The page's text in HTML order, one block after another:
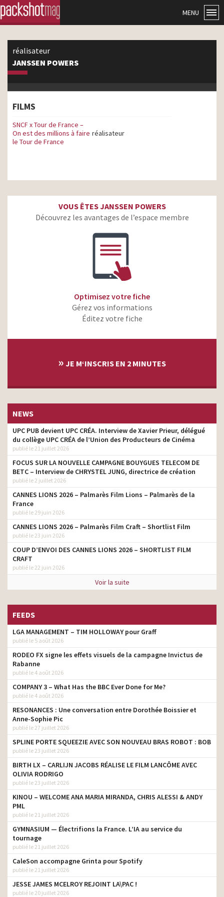
MENU
réalisateur
JANSSEN POWERS
FILMS
SNCF x Tour de France –
On est des millions à faire
le Tour de France
réalisateur
VOUS ÊTES JANSSEN POWERS
Découvrez les avantages de l’espace membre
Optimisez votre fiche
Gérez vos informations
Éditez votre fiche
» JE M‘INSCRIS EN 2 MINUTES
NEWS
UPC PUB devient UPC CRÉA. Interview de Xavier Prieur, délégué
du collège UPC CRÉA de l’Union des Producteurs de Cinéma
publié le 21 juillet 2026
FOCUS SUR LA NOUVELLE CAMPAGNE BOUYGUES TELECOM DE
BETC – Interview de CHRYSTEL JUNG, directrice de création
publié le 2 juillet 2026
CANNES LIONS 2026 – Palmarès Film Lions – Palmarès de la
France
publié le 29 juin 2026
CANNES LIONS 2026 – Palmarès Film Craft – Shortlist Film
publié le 23 juin 2026
COUP D’ENVOI DES CANNES LIONS 2026 – SHORTLIST FILM
CRAFT
publié le 22 juin 2026
Voir la suite
FEEDS
LGA MANAGEMENT – TIM HOLLOWAY pour Graff
publié le 5 août 2026
RODEO FX signe les effets visuels de la campagne Invictus de
Rabanne
publié le 4 août 2026
COMPANY 3 – What Has the BBC Ever Done for Me?
publié le 4 août 2026
RESONANCES : Une conversation entre Dorothée Boissier et
Anne-Sophie Pic
publié le 27 juillet 2026
SPLINE PORTE SQUEEZIE AVEC SON NOUVEAU BRAS ROBOT : BOB
publié le 23 juillet 2026
BIRTH LX – CARLIJN JACOBS RÉALISE LE FILM LANCÔME AVEC
OLIVIA RODRIGO
publié le 23 juillet 2026
KINOU – WELCOME ANA MARIA MIRANDA, CHRIS ALESSI & ANDY
PML
publié le 21 juillet 2026
GYMNASIUM — Électrifions la France. L’IA au service du
tournage
publié le 21 juillet 2026
CaleSon accompagne Grinta pour Spotify
publié le 21 juillet 2026
JESSE JAMES MCELROY REJOINT LA\PAC !
publié le 20 juillet 2026